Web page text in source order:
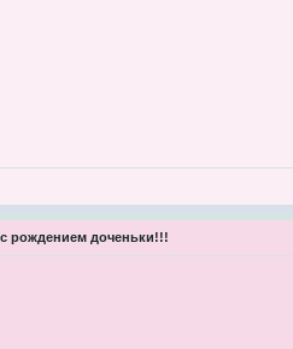
рождением доченьки!!!